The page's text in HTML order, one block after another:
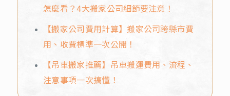
怎麼看？4大搬家公司細節要注意！
【搬家公司費用計算】搬家公司跨縣市費
用、收費標準一次公開！
【吊車搬家推薦】吊車搬運費用、流程、
注意事項一次搞懂！